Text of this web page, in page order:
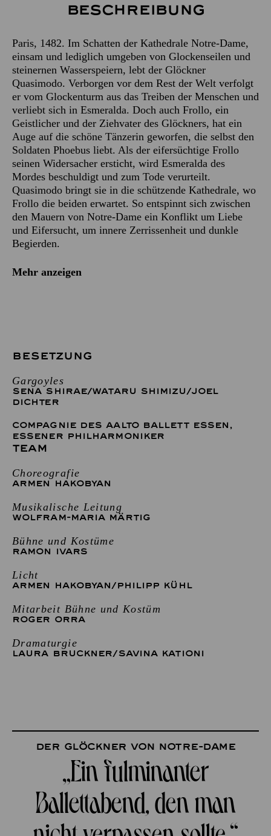
Beschreibung
Paris, 1482. Im Schatten der Kathedrale Notre-Dame,
einsam und lediglich umgeben von Glockenseilen und
steinernen Wasserspeiern, lebt der Glöckner
Quasimodo. Verborgen vor dem Rest der Welt verfolgt
er vom Glockenturm aus das Treiben der Menschen und
verliebt sich in Esmeralda. Doch auch Frollo, ein
Geistlicher und der Ziehvater des Glöckners, hat ein
Auge auf die schöne Tänzerin geworfen, die selbst den
Soldaten Phoebus liebt. Als der eifersüchtige Frollo
seinen Widersacher ersticht, wird Esmeralda des
Mordes beschuldigt und zum Tode verurteilt.
Quasimodo bringt sie in die schützende Kathedrale, wo
Frollo die beiden erwartet. So entspinnt sich zwischen
den Mauern von Notre-Dame ein Konflikt um Liebe
und Eifersucht, um innere Zerrissenheit und dunkle
Begierden.
Mehr anzeigen
BESETZUNG
Gargoyles
SENA SHIRAE/WATARU SHIMIZU/JOEL
DICHTER
COMPAGNIE DES AALTO BALLETT ESSEN ,
ESSENER PHILHARMONIKER
TEAM
Choreografie
ARMEN HAKOBYAN
Musikalische Leitung
WOLFRAM-MARIA MÄRTIG
Bühne und Kostüme
RAMON IVARS
Licht
ARMEN HAKOBYAN/PHILIPP KÜHL
Mitarbeit Bühne und Kostüm
ROGER ORRA
Dramaturgie
LAURA BRUCKNER/SAVINA KATIONI
Der Glöckner von Notre-Dame
„Ein fulminanter
Ballettabend, den man